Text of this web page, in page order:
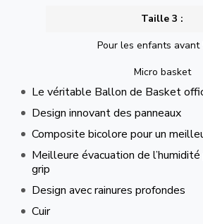
Taille 3 :
Pour les enfants avant
Micro basket
Le véritable Ballon de Basket
Design innovant des panneaux
Composite bicolore pour un
Meilleure évacuation de
grip
Design avec rainures profondes
Cuir